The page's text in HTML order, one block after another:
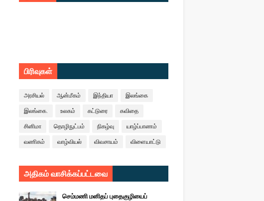
பிரிவுகள்
அரசியல் ஆன்மீகம் இந்தியா இலங்கை
இலங்கை. உலகம் கட்டுரை கவிதை
சினிமா தொழிநுட்பம் நிகழ்வு யாழ்ப்பாணம்
வணிகம் வாழ்வியல் விவசாயம் விளையாட்டு
அதிகம் வாசிக்கப்பட்டவை
செம்மணி மனிதப் புதைகுழியைப்